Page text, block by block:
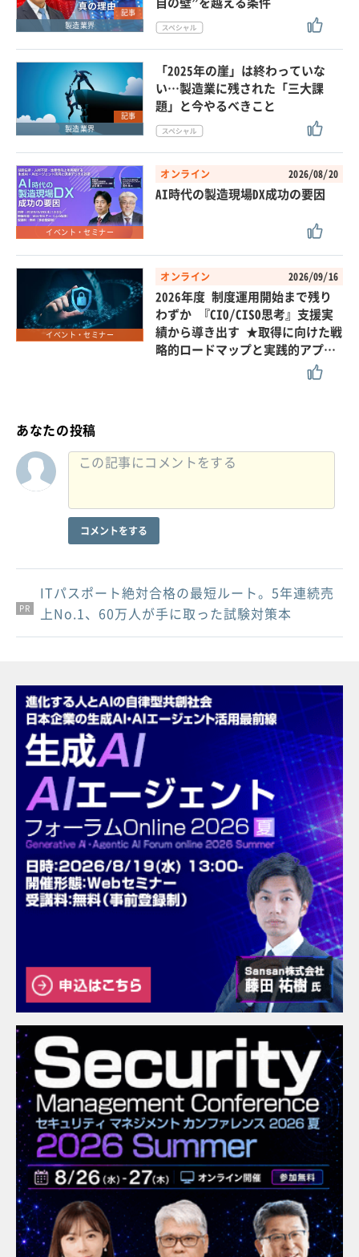
記事
製造業界
記事
製造業界
「2025年の崖」は終わっていな
い…製造業に残された「三大課
題」と今やるべきこと
イベント・セミナー
オンライン 2026/08/20
AI時代の製造現場DX成功の要因
イベント・セミナー
オンライン 2026/09/16
2026年度 制度運用開始まで残り
わずか 『CIO/CISO思考』支援実
績から導き出す ★取得に向けた戦
略的ロードマップと実践的アプ…
あなたの投稿
コメントをする
PR
PR
PR
ITパスポート絶対合格の最短ルート。5年連続売
上No.1、60万人が手に取った試験対策本